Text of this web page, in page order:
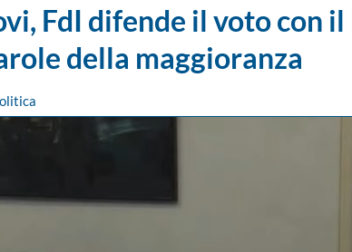
FdI difende il voto con il
della maggioranza